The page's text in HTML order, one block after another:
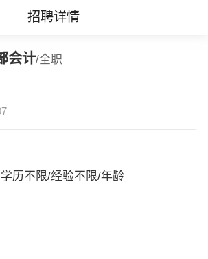
招聘详情
会计/全职
历不限/经验不限/年龄